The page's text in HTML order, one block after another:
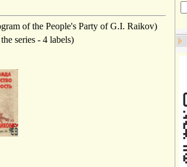
of the People's Party of G.I. Raikov)
series - 4 labels)